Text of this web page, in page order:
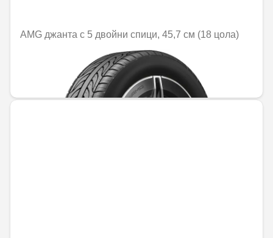
AMG джанта с 5 двойни спици, 45,7 см (18 цола)
Не е налично онлайн
1161,67 € / 2272,03 лв.